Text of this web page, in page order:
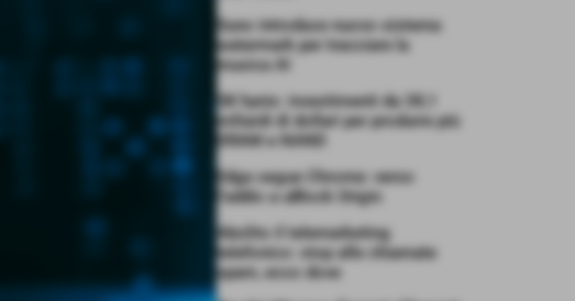
Suno introduce nuovo sistema
watermark per tracciare la
musica AI
SK hynix: investimenti da 38,1
miliardi di dollari per produrre più
DRAM e NAND
Edge segue Chrome: verso
l’addio a uBlock Origin
Abolito il telemarketing
telefonico: stop alle chiamate
spam, ecco dove